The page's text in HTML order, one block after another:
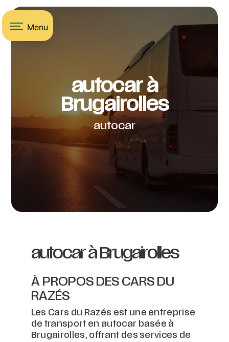
Menu
autocar à
Brugairolles
autocar
autocar à Brugairolles
À PROPOS DES CARS DU
RAZÉS
Les Cars du Razés est une entreprise
de transport en autocar basée à
Brugairolles, offrant des services de
Panneau de gestion des cookies